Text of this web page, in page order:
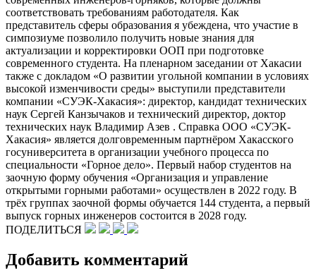
соответствовать требованиям работодателя. Как
представитель сферы образования я убеждена, что участие в
симпозиуме позволило получить новые знания для
актуализации и корректировки ООП при подготовке
современного студента. На пленарном заседании от Хакасии
также с докладом «О развитии угольной компании в условиях
высокой изменчивости среды» выступили представители
компании «СУЭК-Хакасия»: директор, кандидат технических
наук Сергей Канзычаков и технический директор, доктор
технических наук Владимир Азев . Справка ООО «СУЭК-
Хакасия» является долговременным партнёром Хакасского
госуниверситета в организации учебного процесса по
специальности «Горное дело». Первый набор студентов на
заочную форму обучения «Организация и управление
открытыми горными работами» осуществлен в 2022 году. В
трёх группах заочной формы обучается 144 студента, а первый
выпуск горных инженеров состоится в 2028 году.
ПОДЕЛИТЬСЯ
Добавить комментарий